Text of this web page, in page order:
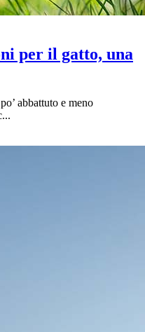
per il gatto, una
abbattuto e meno